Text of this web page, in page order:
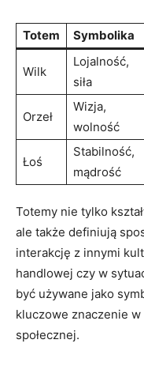
Totem Symbolika
Wilk
Lojalność,
siła
Orzeł
Wizja,
wolność
Łoś
Stabilność,
mądrość
Totemy nie tylko
ale także definiują
interakcję z innymi
handlowej czy w
być używane jako
kluczowe znaczenie
społecznej.